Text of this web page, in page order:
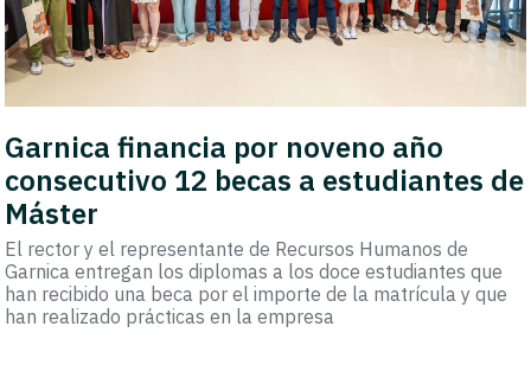
Garnica financia por noveno año
consecutivo 12 becas a estudiantes de
Máster
El rector y el representante de Recursos Humanos de
Garnica entregan los diplomas a los doce estudiantes que
han recibido una beca por el importe de la matrícula y que
han realizado prácticas en la empresa